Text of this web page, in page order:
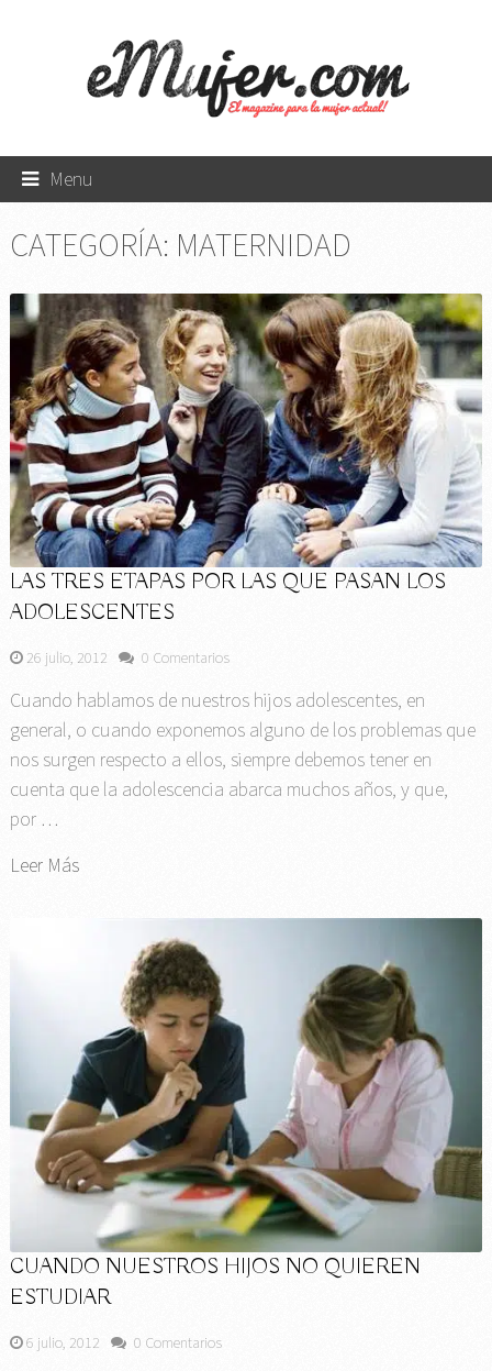
Menu
CATEGORÍA: MATERNIDAD
LAS TRES ETAPAS POR LAS QUE PASAN LOS
ADOLESCENTES
26 julio, 2012 0 Comentarios
Cuando hablamos de nuestros hijos adolescentes, en
general, o cuando exponemos alguno de los problemas que
nos surgen respecto a ellos, siempre debemos tener en
cuenta que la adolescencia abarca muchos años, y que,
por …
Leer Más
CUANDO NUESTROS HIJOS NO QUIEREN
ESTUDIAR
6 julio, 2012 0 Comentarios